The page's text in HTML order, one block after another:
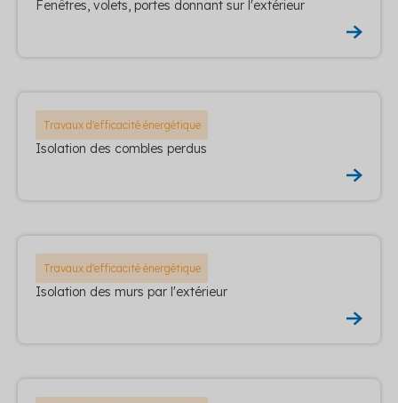
Fenêtres, volets, portes donnant sur l'extérieur
Travaux d'efficacité énergétique
Isolation des combles perdus
Travaux d'efficacité énergétique
Isolation des murs par l'extérieur